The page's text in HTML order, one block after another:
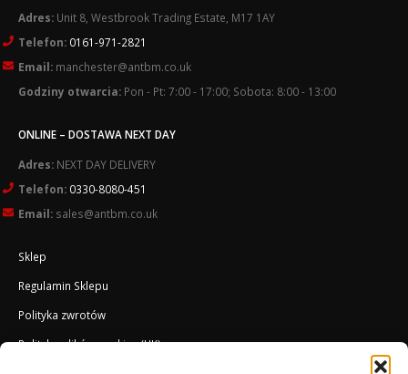
Adres: Unit 8, Westbrook Trading Estate, M17 1AY
Telefon: 0161-971-2821
Email: manchester@antbm.co.uk
Godziny otwarcia: Pon - Pt: 7:00 - 17:00; Sobota: 8:00 - 13:00
ONLINE – DOSTAWA NEXT DAY
Adres: NEXT DAY DELIVERY
Telefon: 0330-8080-451
Email: sales@antbm.co.uk
Sklep
Regulamin Sklepu
Polityka zwrotów
Polityka plików cookies (UK)